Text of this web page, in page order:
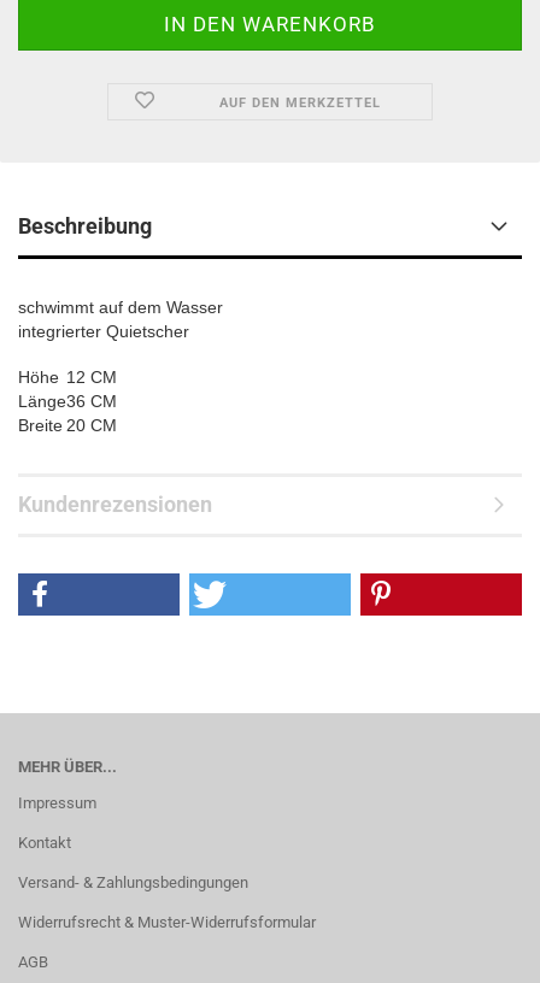
AUF DEN MERKZETTEL
Beschreibung
schwimmt auf dem Wasser
integrierter Quietscher
Höhe 12 CM
Länge36 CM
Breite 20 CM
Kundenrezensionen
MEHR ÜBER...
Impressum
Kontakt
Versand- & Zahlungsbedingungen
Widerrufsrecht & Muster-Widerrufsformular
AGB